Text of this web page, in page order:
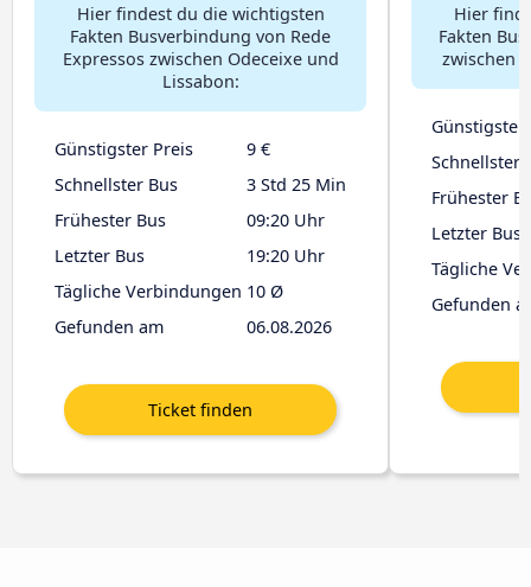
Hier findest du die wichtigsten
Fakten Busverbindung von Rede
Expressos zwischen Odeceixe und
Lissabon:
Günstigster Preis
9 €
Schnellster Bus
3 Std 25 Min
Frühester Bus
09:20 Uhr
Letzter Bus
19:20 Uhr
Tägliche Verbindungen 10 Ø
Gefunden am
06.08.2026
Hier
Fakten
zwischen
Günstigster
Schnellster
Frühester
Letzter Bus
Tägliche
Gefunden